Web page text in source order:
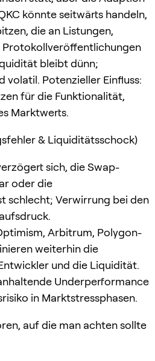
könnte seitwärts handeln,
die an Listungen,
bleibt dünn;
volatil. Potenzieller Einfluss:
für die Funktionalität,
Marktwerts.
& Liquiditätsschock)
sich, die Swap-
oder die
schlecht; Verwirrung bei den
Arbitrum, Polygon-
weiterhin die
und die Liquidität.
Underperformance
in Marktstressphasen.
auf die man achten sollte